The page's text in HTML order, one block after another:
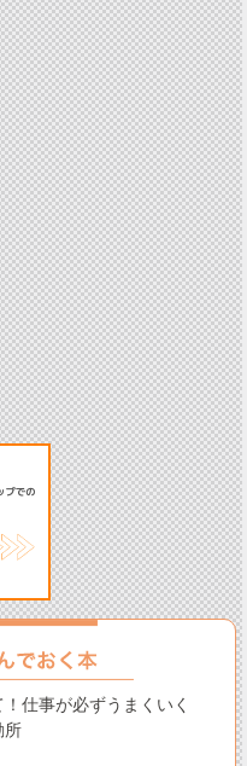
！仕事が必ずうまくいく
所